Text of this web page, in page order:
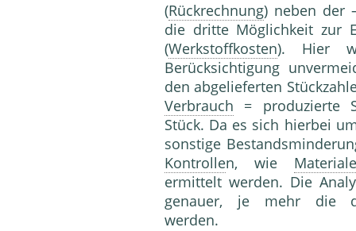
(Rückrechnung) neben der
die dritte Möglichkeit zur
(Werkstoffkosten). Hier
Berücksichtigung
den abgelieferten
Verbrauch = produzierte
Stück. Da es sich hierbei
sonstige
Kontrollen, wie
ermittelt werden. Die
genauer, je mehr
werden.